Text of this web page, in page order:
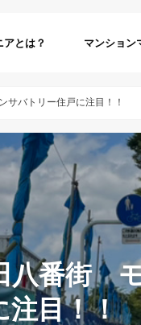
アとは？ マンション
バトリー住戸に注目！！
八番街
注目！！